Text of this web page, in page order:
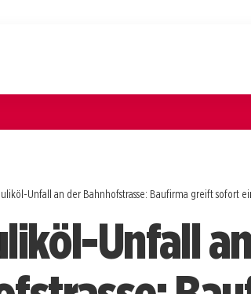
Unfall an der Bahnhofstrasse: Baufirma greift sofort
Unfall